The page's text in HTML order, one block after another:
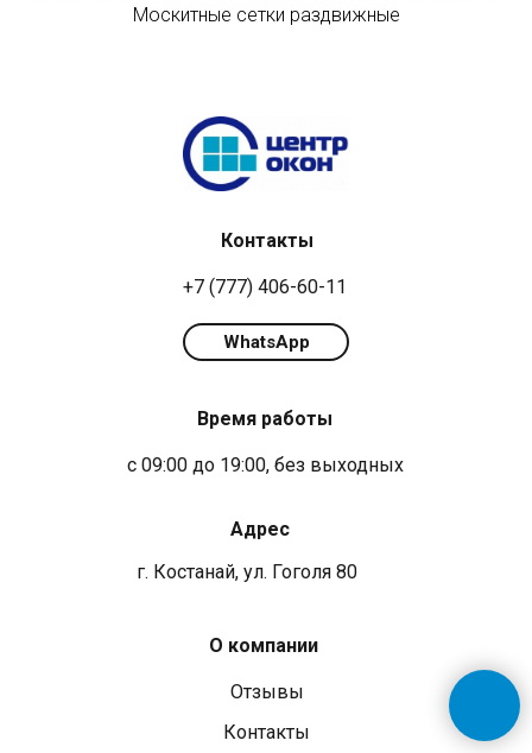
Москитные сетки раздвижные
+7 (777) 406-60-11
с 09:00 до 19:00, без выходных
Отзывы
Контакты
г. Костанай, ул. Гоголя 80
О компании
Адрес
Время работы
Контакты
WhatsApp